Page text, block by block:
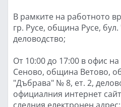
В рамките на работното
гр. Русе, община Русе,
деловодство;
От 10:00 до 17:00 в офис
Сеново, община Ветово,
"Дъбрава" № 8, ет. 2,
официалния интернет
следния електронен